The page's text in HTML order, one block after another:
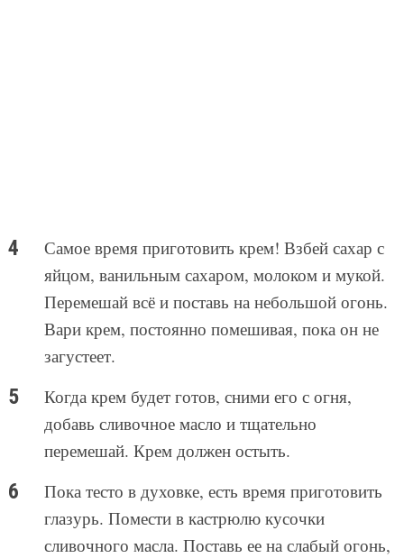
Самое время приготовить крем! Взбей сахар с
яйцом, ванильным сахаром, молоком и мукой.
Перемешай всё и поставь на небольшой огонь.
Вари крем, постоянно помешивая, пока он не
загустеет.
Когда крем будет готов, сними его с огня,
добавь сливочное масло и тщательно
перемешай. Крем должен остыть.
Пока тесто в духовке, есть время приготовить
глазурь. Помести в кастрюлю кусочки
сливочного масла. Поставь ее на слабый огонь,